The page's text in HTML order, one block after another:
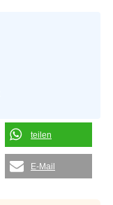
teilen
E-Mail